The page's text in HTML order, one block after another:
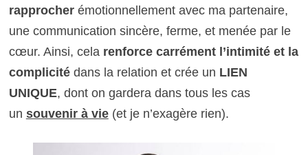
rapprocherémotionnellement avec ma partenaire,
une communication sincère, ferme, et menée par le
cœur. Ainsi, cela renforce carrément l’intimité et la
complicitédans la relation et crée un LIEN
UNIQUE, dont on gardera dans tous les cas
un souvenir à vie (et je n’exagère rien).